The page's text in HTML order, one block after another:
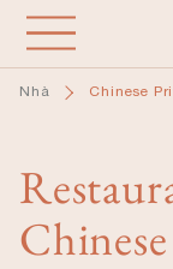
Nhảy
đến
nội
dung
Nhà Chinese